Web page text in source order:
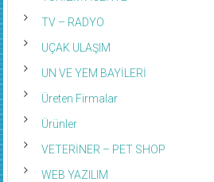
TV – RADYO
UÇAK ULAŞIM
UN VE YEM BAYİLERİ
Üreten Firmalar
Ürünler
VETERİNER – PET SHOP
WEB YAZILIM